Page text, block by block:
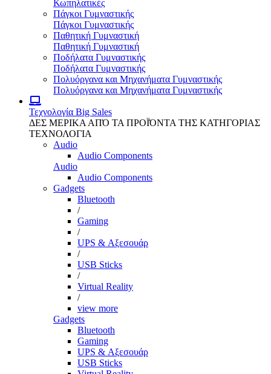
Κωπηλατικές
Πάγκοι Γυμναστικής
Πάγκοι Γυμναστικής
Παθητική Γυμναστική
Παθητική Γυμναστική
Ποδήλατα Γυμναστικής
Ποδήλατα Γυμναστικής
Πολυόργανα και Μηχανήματα Γυμναστικής
Πολυόργανα και Μηχανήματα Γυμναστικής
Τεχνολογία Big Sales
ΔΕΣ ΜΕΡΙΚΑ ΑΠΌ ΤΑ ΠΡΟΪΌΝΤΑ ΤΗΣ ΚΑΤΗΓΟΡΙΑΣ
ΤΕΧΝΟΛΟΓΙΑ
Audio
Audio Components
Audio
Audio Components
Gadgets
Bluetooth
/
Gaming
/
UPS & Αξεσουάρ
/
USB Sticks
/
Virtual Reality
/
view more
Gadgets
Bluetooth
Gaming
UPS & Αξεσουάρ
USB Sticks